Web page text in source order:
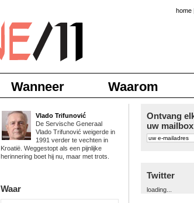
home
Wanneer Waarom
Vlado Trifunović
De Servische Generaal
Vlado Trifunović weigerde in
1991 verder te vechten in
Kroatië. Weggestopt als een pijnlijke
herinnering boet hij nu, maar met trots.
Waar
Ontvang
uw
Twitter
loading...